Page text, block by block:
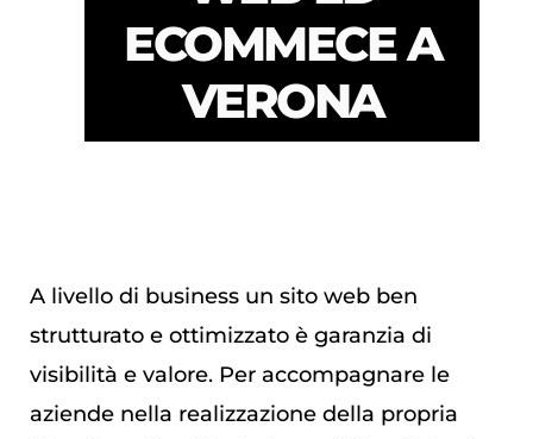
ECOMMECE A
VERONA
A livello di business un sito web ben
strutturato e ottimizzato è garanzia di
visibilità e valore. Per accompagnare le
aziende nella realizzazione della propria